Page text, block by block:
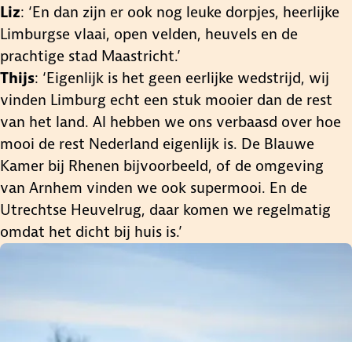
Liz: ‘En dan zijn er ook nog leuke dorpjes, heerlijke
Limburgse vlaai, open velden, heuvels en de
prachtige stad Maastricht.’
Thijs: ‘Eigenlijk is het geen eerlijke wedstrijd, wij
vinden Limburg echt een stuk mooier dan de rest
van het land. Al hebben we ons verbaasd over hoe
mooi de rest Nederland eigenlijk is. De Blauwe
Kamer bij Rhenen bijvoorbeeld, of de omgeving
van Arnhem vinden we ook supermooi. En de
Utrechtse Heuvelrug, daar komen we regelmatig
omdat het dicht bij huis is.’